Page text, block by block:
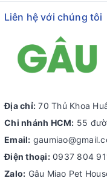
Liên hệ với chúng tôi
Địa chỉ: 70 Thủ Khoa
Chi nhánh HCM: 55
Email:
Điện thoại: 0937 804
Zalo: Gâu Miao Pet